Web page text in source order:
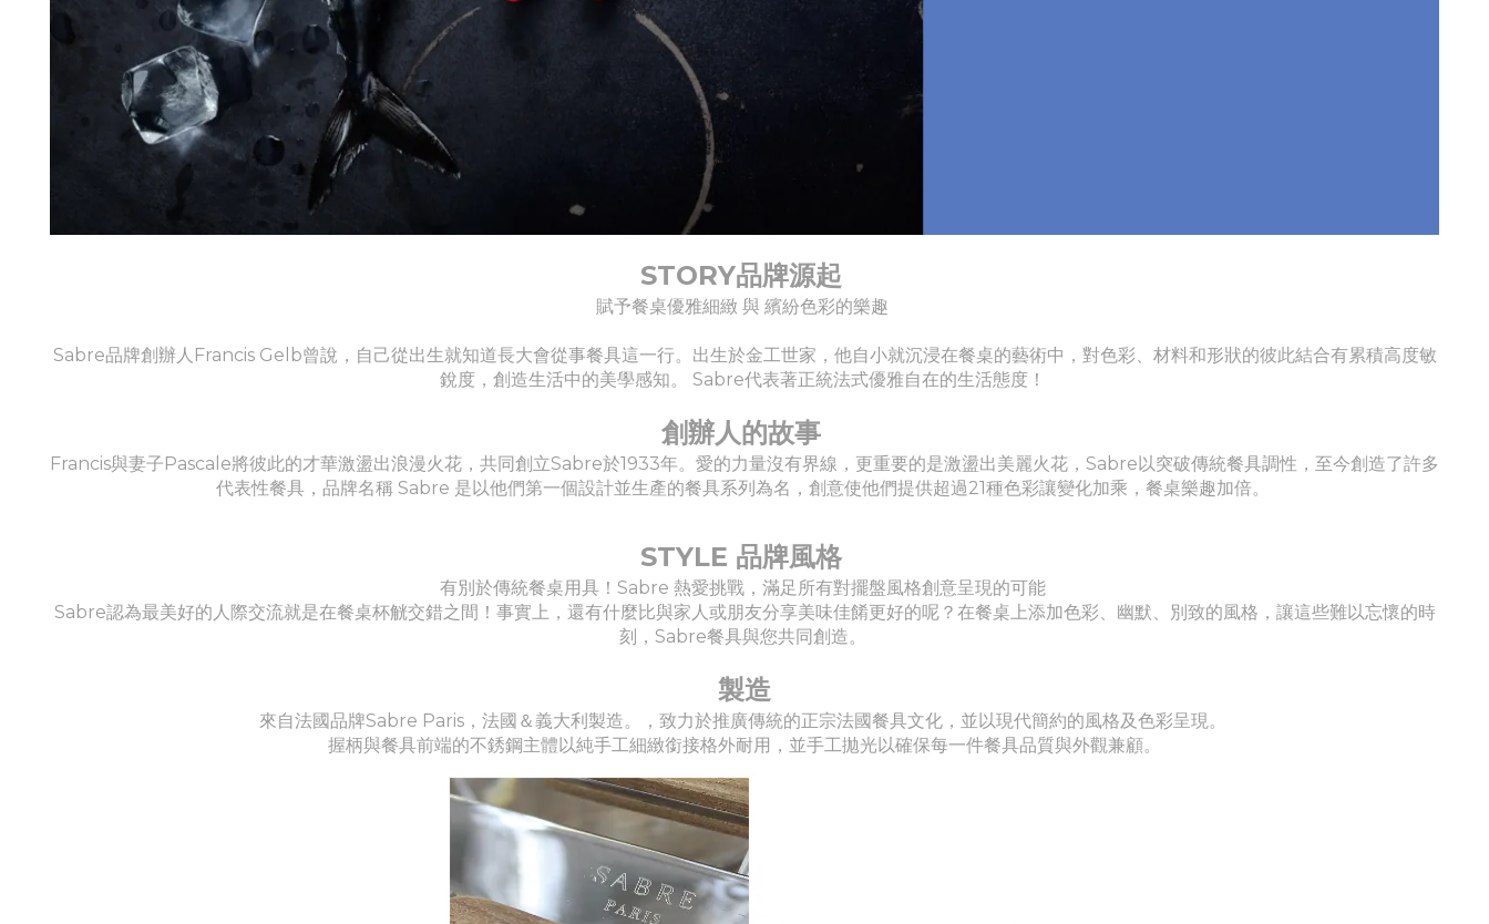
STORY品牌源起
賦予餐桌優雅細緻 與 繽紛色彩的樂趣
Sabre品牌創辦人Francis Gelb曾說，自己從出生就知道長大會從事餐具這一行。出生於金工世家，他自小就沉浸在餐桌的藝術中，對色彩、材料和形狀的彼此結合有累積高度敏
銳度，創造生活中的美學感知。 Sabre代表著正統法式優雅自在的生活態度！
創辦人的故事
Francis與妻子Pascale將彼此的才華激盪出浪漫火花，共同創立Sabre於1933年。愛的力量沒有界線，更重要的是激盪出美麗火花，Sabre以突破傳統餐具調性，至今創造了許多
代表性餐具，品牌名稱 Sabre 是以他們第一個設計並生產的餐具系列為名，創意使他們提供超過21種色彩讓變化加乘，餐桌樂趣加倍。
STYLE 品牌風格
有別於傳統餐桌用具！Sabre 熱愛挑戰，滿足所有對擺盤風格創意呈現的可能
Sabre認為最美好的人際交流就是在餐桌杯觥交錯之間！事實上，還有什麼比與家人或朋友分享美味佳餚更好的呢？在餐桌上添加色彩、幽默、別致的風格，讓這些難以忘懷的時
刻，Sabre餐具與您共同創造。
製造
來自法國品牌Sabre Paris，法國＆義大利製造。，致力於推廣傳統的正宗法國餐具文化，並以現代簡約的風格及色彩呈現。
握柄與餐具前端的不銹鋼主體以純手工細緻銜接格外耐用，並手工拋光以確保每一件餐具品質與外觀兼顧。